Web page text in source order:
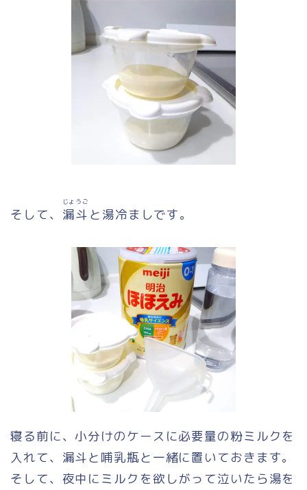
そして、 漏斗
じょうご
と湯冷ましです。
寝る前に、小分けのケースに必要量の粉ミルクを
入れて、漏斗と哺乳瓶と一緒に置いておきます。
そして、夜中にミルクを欲しがって泣いたら湯を